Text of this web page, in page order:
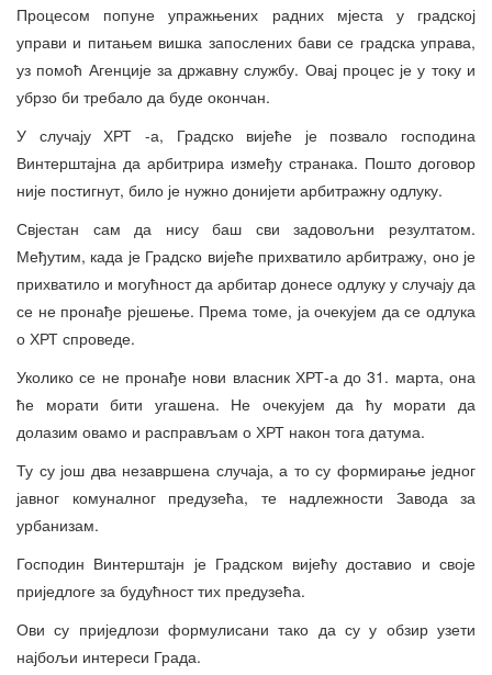
Процесом попуне упражњених радних мјеста у градској
управи и питањем вишка запослених бави се градска управа,
уз помоћ Агенције за државну службу. Овај процес је у току и
убрзо би требало да буде окончан.
У случају ХРТ -а, Градско вијеће је позвало господина
Винтерштајна да арбитрира између странака. Пошто договор
није постигнут, било је нужно донијети арбитражну одлуку.
Свјестан сам да нису баш сви задовољни резултатом.
Међутим, када је Градско вијеће прихватило арбитражу, оно је
прихватило и могућност да арбитар донесе одлуку у случају да
се не пронађе рјешење. Према томе, ја очекујем да се одлука
о ХРТ спроведе.
Уколико се не пронађе нови власник ХРТ-а до 31. марта, она
ће морати бити угашена. Не очекујем да ћу морати да
долазим овамо и расправљам о ХРТ након тога датума.
Ту су још два незавршена случаја, а то су формирање једног
јавног комуналног предузећа, те надлежности Завода за
урбанизам.
Господин Винтерштајн је Градском вијећу доставио и своје
приједлоге за будућност тих предузећа.
Ови су приједлози формулисани тако да су у обзир узети
најбољи интереси Града.